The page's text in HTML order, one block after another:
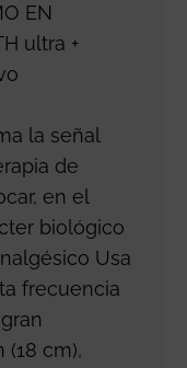
EN
ultra +
la señal
de
en el
biológico
Usa
frecuencia
cm),